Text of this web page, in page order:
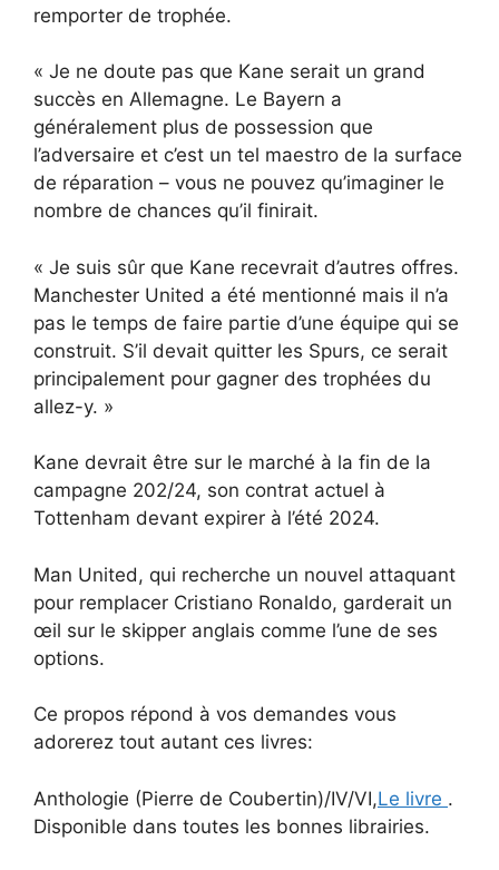
remporter de trophée.
« Je ne doute pas que Kane serait un grand
succès en Allemagne. Le Bayern a
généralement plus de possession que
l’adversaire et c’est un tel maestro de la surface
de réparation – vous ne pouvez qu’imaginer le
nombre de chances qu’il finirait.
« Je suis sûr que Kane recevrait d’autres offres.
Manchester United a été mentionné mais il n’a
pas le temps de faire partie d’une équipe qui se
construit. S’il devait quitter les Spurs, ce serait
principalement pour gagner des trophées du
allez-y. »
Kane devrait être sur le marché à la fin de la
campagne 202/24, son contrat actuel à
Tottenham devant expirer à l’été 2024.
Man United, qui recherche un nouvel attaquant
pour remplacer Cristiano Ronaldo, garderait un
œil sur le skipper anglais comme l’une de ses
options.
Ce propos répond à vos demandes vous
adorerez tout autant ces livres:
Anthologie (Pierre de Coubertin)/IV/VI,Le livre .
Disponible dans toutes les bonnes librairies.